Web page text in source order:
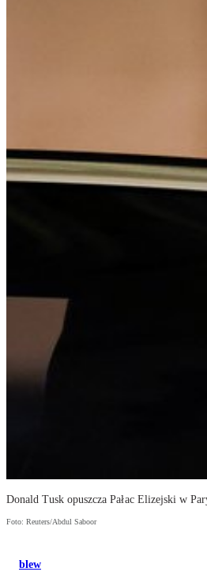
Donald Tusk opuszcza Pałac Elizejski w
Foto: Reuters/Abdul Saboor
blew